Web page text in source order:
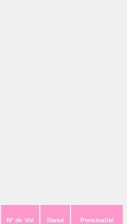
N° de Vol Statut Ponctualité